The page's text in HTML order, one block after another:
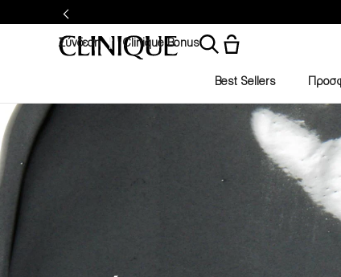
Σύνδεση Clinique Bonus
Best Sellers